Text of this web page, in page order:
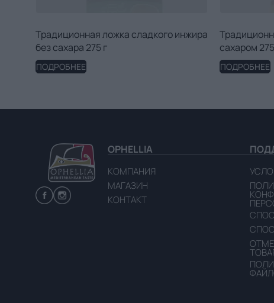
Традиционная ложка сладкого инжира
без сахара 275 г
ПОДРОБНЕЕ
сахаром
ПОДРОБНЕЕ
OPHELLIA
КОМПАНИЯ
МАГАЗИН
КОНТАКТ